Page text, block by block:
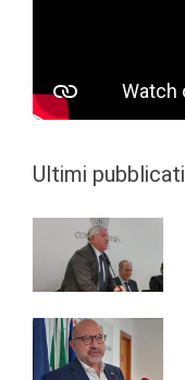
Ultimi pubblicati